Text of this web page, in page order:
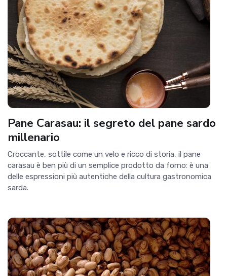
Pane Carasau: il segreto del pane sardo
millenario
Croccante, sottile come un velo e ricco di storia, il pane
carasau è ben più di un semplice prodotto da forno: è una
delle espressioni più autentiche della cultura gastronomica
sarda.